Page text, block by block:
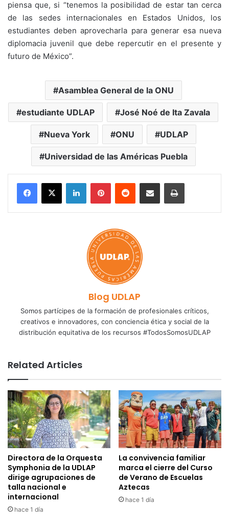
piensa que, si “tenemos la posibilidad de estar tan cerca
de las sedes internacionales en Estados Unidos, los
estudiantes deben aprovecharla para generar esa nueva
diplomacia juvenil que debe repercutir en el presente y
futuro de México”.
Asamblea General de la ONU
estudiante UDLAP José Noé de Ita Zavala
Nueva York ONU UDLAP
Universidad de las Américas Puebla
LinkedInPinterestReddit Share via Email Print
Blog UDLAP
Somos partícipes de la formación de profesionales críticos,
creativos e innovadores, con conciencia ética y social de la
distribución equitativa de los recursos #TodosSomosUDLAP
Related Articles
Directora de la Orquesta
Symphonia de la UDLAP
dirige agrupaciones de
talla nacional e
internacional
hace 1 día
La convivencia familiar
marca el cierre del Curso
de Verano de Escuelas
Aztecas
hace 1 día